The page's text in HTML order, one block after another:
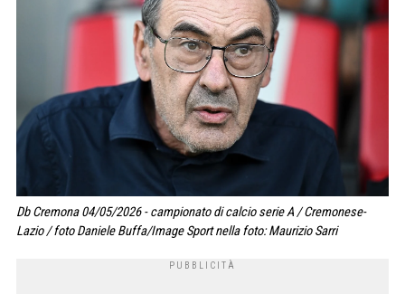
Db Cremona 04/05/2026 - campionato di calcio serie A / Cremonese-
Lazio / foto Daniele Buffa/Image Sport nella foto: Maurizio Sarri